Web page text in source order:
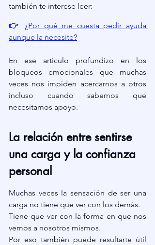
también te interese leer:
👉 ¿Por qué me cuesta pedir ayuda
aunque la necesite?
En ese artículo profundizo en los
bloqueos emocionales que muchas
veces nos impiden acercarnos a otros
incluso cuando sabemos que
necesitamos apoyo.
La relación entre sentirse
una carga y la confianza
personal
Muchas veces la sensación de ser una
carga no tiene que ver con los demás.
Tiene que ver con la forma en que nos
vemos a nosotros mismos.
Por eso también puede resultarte útil